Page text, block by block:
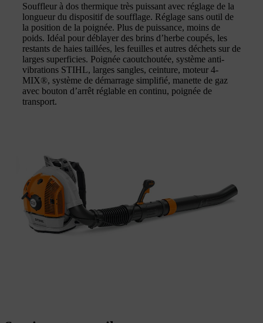
Souffleur à dos thermique très puissant avec réglage de la
longueur du dispositif de soufflage. Réglage sans outil de
la position de la poignée. Plus de puissance, moins de
poids. Idéal pour déblayer des brins d’herbe coupés, les
restants de haies taillées, les feuilles et autres déchets sur de
larges superficies. Poignée caoutchoutée, système anti-
vibrations STIHL, larges sangles, ceinture, moteur 4-
MIX®, système de démarrage simplifié, manette de gaz
avec bouton d’arrêt réglable en continu, poignée de
transport.